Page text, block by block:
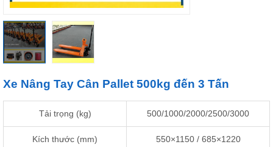
Xe Nâng Tay Cân Pallet 500kg đến 3 Tấn
Tải trọng (kg) 500/1000/2000/2500/3000
Kích thước (mm) 550×1150 / 685×1220